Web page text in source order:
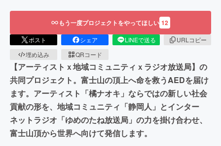
もう一度プロジェクトをやってほしい 12
ポスト シェア LINEで送る
URLコピー
埋め込み
QRコード
【アーティストｘ地域コミュニティｘラジオ放送局】の
共同プロジェクト。富士山の頂上へ命を救うAEDを届け
ます。アーティスト「橘ナオキ」ならではの新しい社会
貢献の形を、地域コミュニティ「静岡人」とインター
ネットラジオ「ゆめのたね放送局」の力を掛け合わせ、
富士山頂から世界へ向けて発信します。